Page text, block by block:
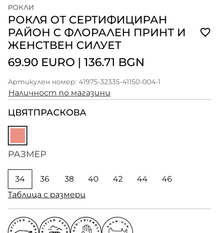
РОКЛИ
РОКЛЯ ОТ СЕРТИФИЦИРАН
РАЙОН С ФЛОРАЛЕН ПРИНТ И
ЖЕНСТВЕН СИЛУЕТ
69.90 EURO | 136.71 BGN
Артикулен номер: 41975-32335-41150-004-1
Наличност по магазини
ЦВЯТПРАСКОВА
РАЗМЕР
34 36 38 40 42 44
46
Таблица с размери